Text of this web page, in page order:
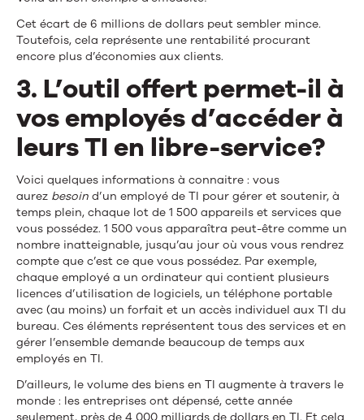
Cet écart de 6 millions de dollars peut sembler mince.
Toutefois, cela représente une rentabilité procurant
encore plus d’économies aux clients.
3. L’outil offert permet-il à
vos employés d’accéder à
leurs TI en libre-service?
Voici quelques informations à connaitre : vous
aurez besoin d’un employé de TI pour gérer et soutenir, à
temps plein, chaque lot de 1 500 appareils et services que
vous possédez. 1 500 vous apparaîtra peut-être comme un
nombre inatteignable, jusqu’au jour où vous vous rendrez
compte que c’est ce que vous possédez. Par exemple,
chaque employé a un ordinateur qui contient plusieurs
licences d’utilisation de logiciels, un téléphone portable
avec (au moins) un forfait et un accès individuel aux TI du
bureau. Ces éléments représentent tous des services et en
gérer l’ensemble demande beaucoup de temps aux
employés en TI.
D’ailleurs, le volume des biens en TI augmente à travers le
monde : les entreprises ont dépensé, cette année